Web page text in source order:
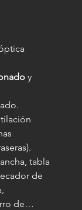
y
tabla
de
de…